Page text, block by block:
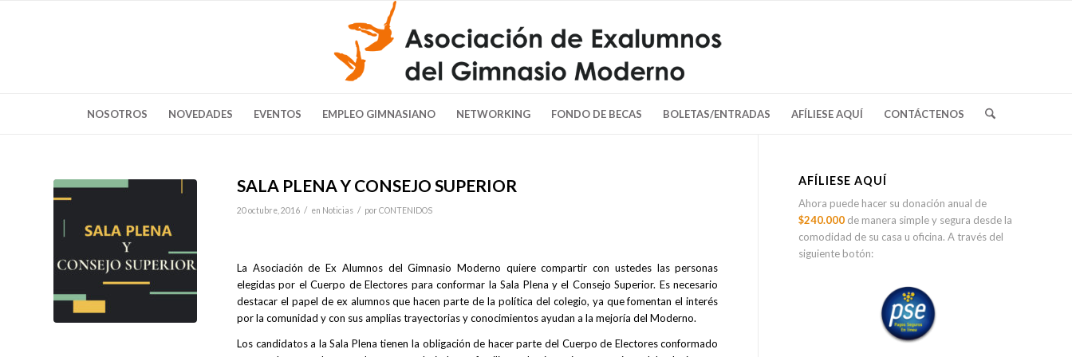
NOSOTROS NOVEDADES EVENTOS EMPLEO GIMNASIANO NETWORKING FONDO DE BECAS BOLETAS/ENTRADAS AFÍLIESE AQUÍ CONTÁCTENOS
SALA PLENA Y CONSEJO SUPERIOR
20 octubre, 2016 / en Noticias / por CONTENIDOS
La Asociación de Ex Alumnos del Gimnasio Moderno quiere compartir con ustedes las personas
elegidas por el Cuerpo de Electores para conformar la Sala Plena y el Consejo Superior. Es necesario
destacar el papel de ex alumnos que hacen parte de la política del colegio, ya que fomentan el interés
por la comunidad y con sus amplias trayectorias y conocimientos ayudan a la mejoría del Moderno.
Los candidatos a la Sala Plena tienen la obligación de hacer parte del Cuerpo de Electores conformado
AFÍLIESE AQUÍ
Ahora puede hacer su donación anual de
$240.000 de manera simple y segura desde la
comodidad de su casa u oficina. A través del
siguiente botón: